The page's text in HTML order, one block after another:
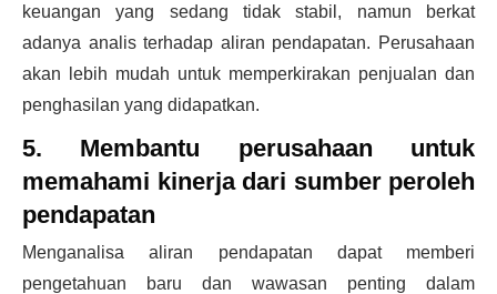
keuangan yang sedang tidak stabil, namun berkat
adanya analis terhadap aliran pendapatan. Perusahaan
akan lebih mudah untuk memperkirakan penjualan dan
penghasilan yang didapatkan.
5. Membantu perusahaan untuk
memahami kinerja dari sumber peroleh
pendapatan
Menganalisa aliran pendapatan dapat memberi
pengetahuan baru dan wawasan penting dalam